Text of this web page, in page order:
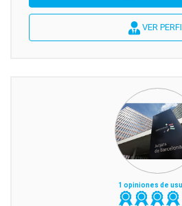
VER
1 opiniones de